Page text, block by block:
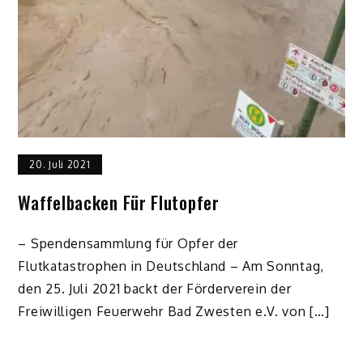
20. Juli 2021
Waffelbacken Für Flutopfer
– Spendensammlung für Opfer der
Flutkatastrophen in Deutschland – Am Sonntag,
den 25. Juli 2021 backt der Förderverein der
Freiwilligen Feuerwehr Bad Zwesten e.V. von […]